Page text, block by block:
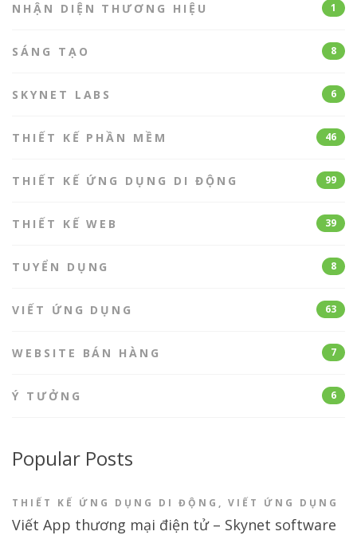
NHẬN DIỆN THƯƠNG HIỆU 1
SÁNG TẠO 8
SKYNET LABS 6
THIẾT KẾ PHẦN MỀM 46
THIẾT KẾ ỨNG DỤNG DI ĐỘNG 99
THIẾT KẾ WEB 39
TUYỂN DỤNG 8
VIẾT ỨNG DỤNG 63
WEBSITE BÁN HÀNG 7
Ý TƯỞNG 6
Popular Posts
THIẾT KẾ ỨNG DỤNG DI ĐỘNG , VIẾT ỨNG DỤNG
Viết App thương mại điện tử – Skynet software